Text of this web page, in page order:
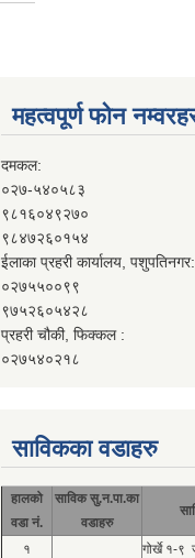
महत्वपूर्ण फोन
दमकल:
०२७-५४०५८३
९८१६०४९२७०
९८४७२६०१५४
ईलाका प्रहरी कार्यालय, पशुपतिनगर:
०२७५५००९९
९७५२६०५४२८
प्रहरी चौकी, फिक्कल :
०२७५४०२१८
साविकका वडाहरु
हालको
वडा नं.
साविक सु.न.पा.का
वडाहरु
१
गोर्खे १-९